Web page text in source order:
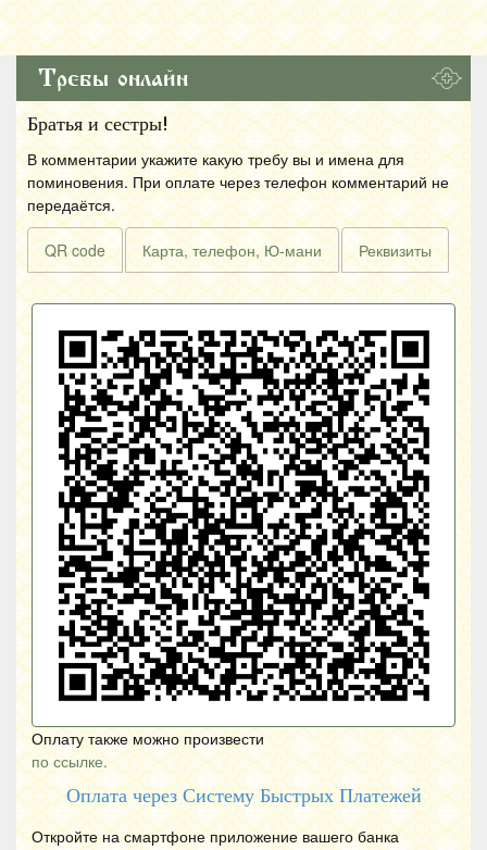
Требы онлайн
Братья и сестры!
В комментарии укажите какую требу вы и имена для
поминовения. При оплате через телефон комментарий не
передаётся.
QR code Карта, телефон, Ю-мани Реквизиты
Оплату также можно произвести
по ссылке.
Оплата через Систему Быстрых Платежей
Откройте на смартфоне приложение вашего банка